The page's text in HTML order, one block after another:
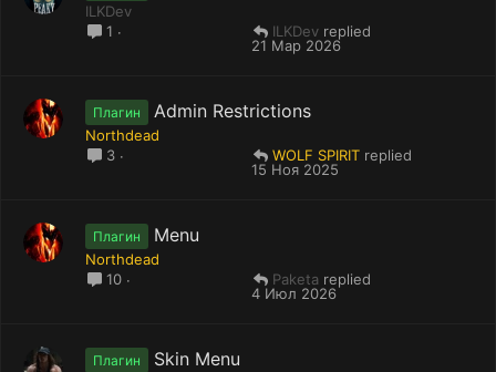
ILKDev
1
21 Мар 2026
ILKDev
Плагин Admin Restrictions
Northdead
3
15 Ноя 2025
WOLF SPIRIT
Плагин Menu
Northdead
10
4 Июл 2026
Paketa
Плагин Skin Menu